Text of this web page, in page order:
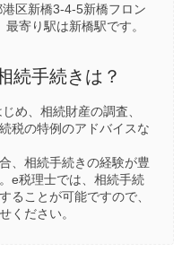
区新橋3-4-5新橋フロン
最寄り駅は新橋駅です。
続手続きは？
め、相続財産の調査、
税の特例のアドバイスな
、相続手続きの経験が豊
e税理士では、相続手続
ることが可能ですので、
ください。